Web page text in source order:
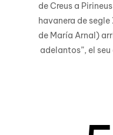
de Creus a
havanera de
de María Arnal)
adelantos”, el